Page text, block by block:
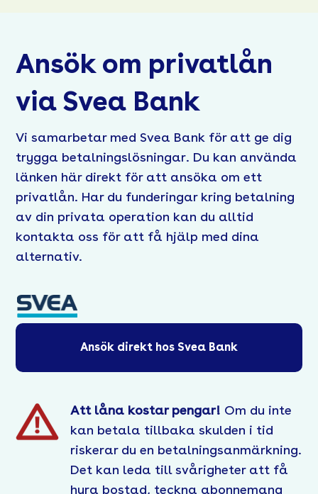
Ansök om privatlån
via Svea Bank
Vi samarbetar med Svea Bank för att ge dig
trygga betalningslösningar. Du kan använda
länken här direkt för att ansöka om ett
privatlån. Har du funderingar kring betalning
av din privata operation kan du alltid
kontakta oss för att få hjälp med dina
alternativ.
Ansök direkt hos Svea Bank
Att låna kostar pengar! Om du inte
kan betala tillbaka skulden i tid
riskerar du en betalningsanmärkning.
Det kan leda till svårigheter att få
hyra bostad, teckna abonnemang